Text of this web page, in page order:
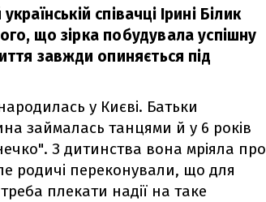
співачці Ірині Білик
що зірка побудувала успішну
завжди опиняється під
у Києві. Батьки
займалась танцями й у 6 років
З дитинства вона мріяла про
родичі переконували, що для
плекати надії на таке